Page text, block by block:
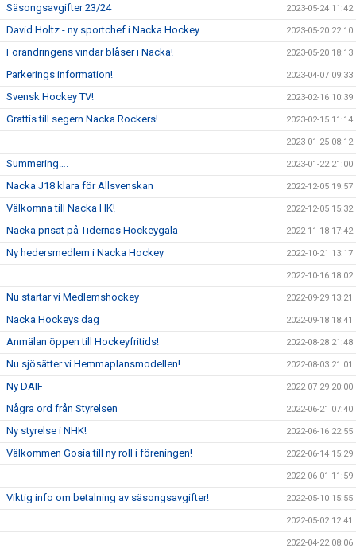
Säsongsavgifter 23/24 2023-05-24 11:42
David Holtz - ny sportchef i Nacka Hockey 2023-05-20 22:10
Förändringens vindar blåser i Nacka! 2023-05-20 18:13
Parkerings information! 2023-04-07 09:33
Svensk Hockey TV! 2023-02-16 10:39
Grattis till segern Nacka Rockers! 2023-02-15 11:14
2023-01-25 08:12
Summering…. 2023-01-22 21:00
Nacka J18 klara för Allsvenskan 2022-12-05 19:57
Välkomna till Nacka HK! 2022-12-05 15:32
Nacka prisat på Tidernas Hockeygala 2022-11-18 17:42
Ny hedersmedlem i Nacka Hockey 2022-10-21 13:17
2022-10-16 18:02
Nu startar vi Medlemshockey 2022-09-29 13:21
Nacka Hockeys dag 2022-09-18 18:41
Anmälan öppen till Hockeyfritids! 2022-08-28 21:48
Nu sjösätter vi Hemmaplansmodellen! 2022-08-03 21:01
Ny DAIF 2022-07-29 20:00
Några ord från Styrelsen 2022-06-21 07:40
Ny styrelse i NHK! 2022-06-16 22:55
Välkommen Gosia till ny roll i föreningen! 2022-06-14 15:29
2022-06-01 11:59
Viktig info om betalning av säsongsavgifter! 2022-05-10 15:55
2022-05-02 12:41
2022-04-22 08:06